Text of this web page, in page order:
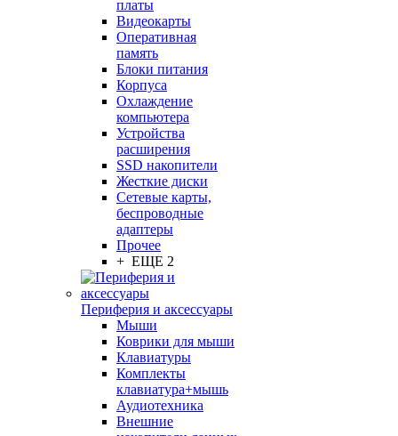
платы
Видеокарты
Оперативная
память
Блоки питания
Корпуса
Охлаждение
компьютера
Устройства
расширения
SSD накопители
Жесткие диски
Сетевые карты,
беспроводные
адаптеры
Прочее
+ ЕЩЕ 2
Периферия и аксессуары
Мыши
Коврики для мыши
Клавиатуры
Комплекты
клавиатура+мышь
Аудиотехника
Внешние